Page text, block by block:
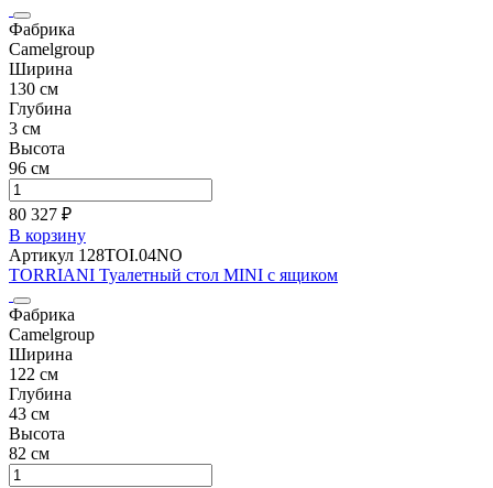
Фабрика
Camelgroup
Ширина
130 см
Глубина
3 см
Высота
96 см
80 327 ₽
В корзину
Артикул 128TOI.04NO
TORRIANI Туалетный стол MINI с ящиком
Фабрика
Camelgroup
Ширина
122 см
Глубина
43 см
Высота
82 см